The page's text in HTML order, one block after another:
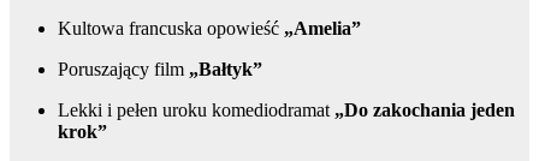
Kultowa francuska opowieść „Amelia”
Poruszający film „Bałtyk”
Lekki i pełen uroku komediodramat „Do zakochania jeden
krok”